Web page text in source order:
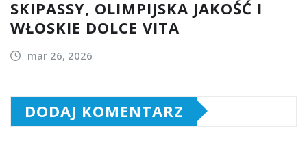
SKIPASSY, OLIMPIJSKA JAKOŚĆ I
WŁOSKIE DOLCE VITA
mar 26, 2026
DODAJ KOMENTARZ